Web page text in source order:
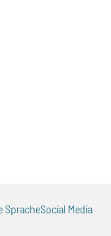
SpracheSocial Media